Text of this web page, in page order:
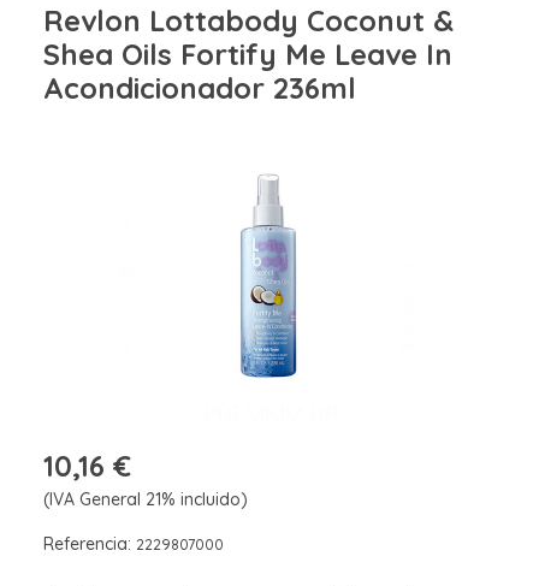
Revlon Lottabody Coconut &
Shea Oils Fortify Me Leave In
Acondicionador 236ml
10,16 €
(IVA General 21% incluido)
Referencia: 2229807000